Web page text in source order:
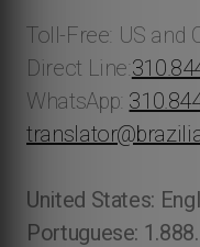
Toll-Free: US and
Direct Line:
WhatsApp:
United States:
Portuguese: